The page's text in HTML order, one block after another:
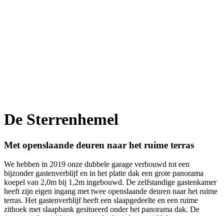
De Sterrenhemel
Met openslaande deuren naar het ruime terras
We hebben in 2019 onze dubbele garage verbouwd tot een
bijzonder gastenverblijf en in het platte dak een grote panorama
koepel van 2,0m bij 1,2m ingebouwd. De zelfstandige gastenkamer
heeft zijn eigen ingang met twee openslaande deuren naar het ruime
terras. Het gastenverblijf heeft een slaapgedeelte en een ruime
zithoek met slaapbank gesitueerd onder het panorama dak. De